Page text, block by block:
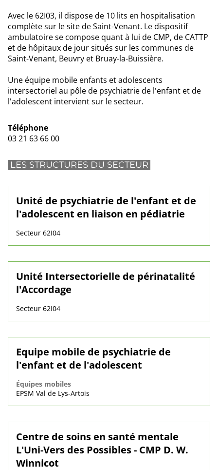
Avec le 62I03, il dispose de 10 lits en hospitalisation
complète sur le site de Saint-Venant. Le dispositif
ambulatoire se compose quant à lui de CMP, de CATTP
et de hôpitaux de jour situés sur les communes de
Saint-Venant, Beuvry et Bruay-la-Buissière.
Une équipe mobile enfants et adolescents
intersectoriel au pôle de psychiatrie de l'enfant et de
l'adolescent intervient sur le secteur.
Téléphone
03 21 63 66 00
LES STRUCTURES DU SECTEUR
Unité de psychiatrie de l'enfant et de
l'adolescent en liaison en pédiatrie
Secteur 62I04
Unité Intersectorielle de périnatalité
l'Accordage
Secteur 62I04
Equipe mobile de psychiatrie de
l'enfant et de l'adolescent
Équipes mobiles
EPSM Val de Lys-Artois
Centre de soins en santé mentale
L'Uni-Vers des Possibles - CMP D. W.
Winnicot